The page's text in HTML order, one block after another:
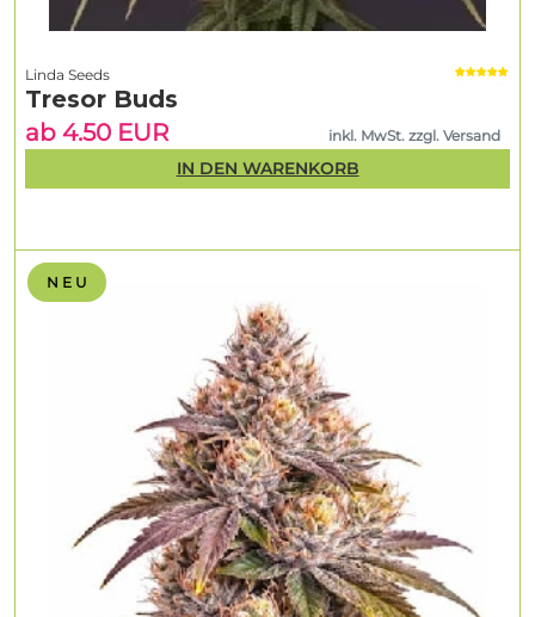
N E U
Linda Seeds
Tresor Buds
ab 4.50 EUR
inkl. MwSt. zzgl. Versand
IN DEN WARENKORB